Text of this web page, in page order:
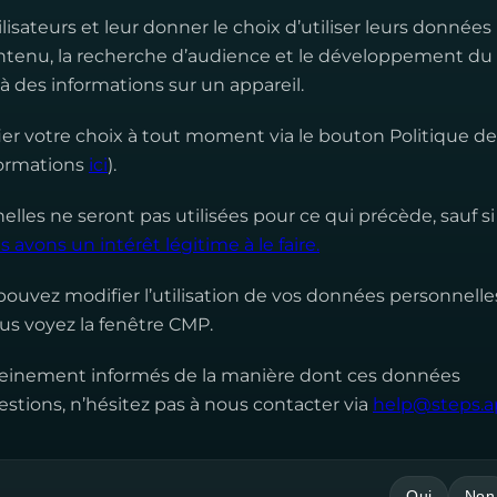
et leur donner le choix d’utiliser leurs données
la recherche d’audience et le développement du
des informations sur un appareil.
votre choix à tout moment via le bouton Politique de
ici).
ne seront pas utilisées pour ce qui précède, sauf si
avons un intérêt légitime à le faire.
modifier l’utilisation de vos données
voyez la fenêtre CMP.
informés de la manière dont ces données
n’hésitez pas à nous contacter via